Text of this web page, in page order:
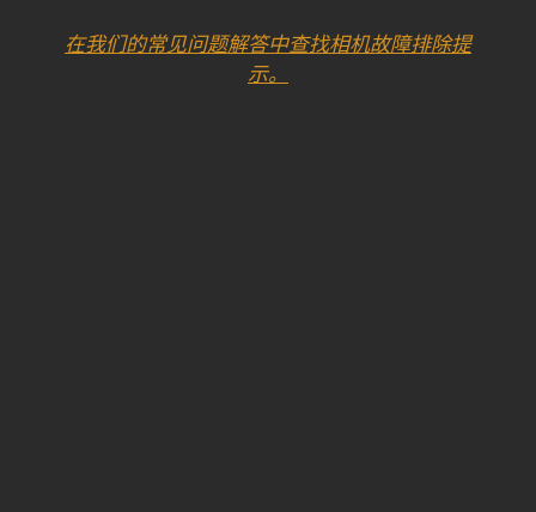
在我们的常见问题解答中查找相机故障排除提
示。